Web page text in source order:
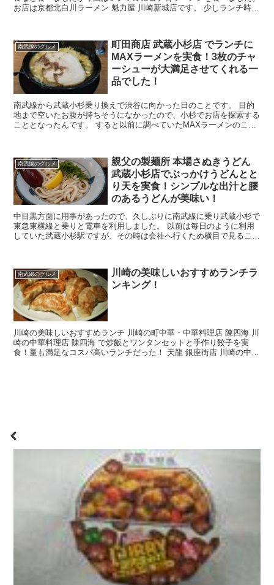
お店は京都北白川ラーメン 魁力屋 川崎新城店です。 少しランチ時間
南武線のグルメ
町田商店 武蔵小杉店 でランチに
MAXラーメンを実食！3枚のチャ
ーシューが大満足させてくれる一
品でした！
南武線から武蔵小杉乗り換えで渋谷に向かった日のことです。 目的
地まで空いたお腹が持ちそうになかったので、小杉でお店を探索する
こととなったんです。 すると以前に調べていたMAXラーメンのこと
南武線のグルメ
親父の製麺所 本場さぬきうどん
武蔵小杉店でぶっかけうどんとと
り天を実食！シンプルな出汁と腰
のあるうどんが美味い！
中目黒方面に用事があったので、久しぶりに南武線に乗り武蔵小杉で
東急東横線と乗りと電車を利用しました。 以前は毎日のように利用
していた武蔵小杉駅ですが、その時は会社へ行くため横目で見ること
南武線のグルメ
川崎の美味しいおすすめランチラ
ンキング！
川崎の美味しいおすすめランチ 川崎の町中華・中華料理店 陳四海 川
崎の中華料理店 陳四海 で炒飯とワンタンセットと手作り餃子を実
食！量も満足なコスパ高いランチだった！ 天龍 銀座街店 川崎の中華